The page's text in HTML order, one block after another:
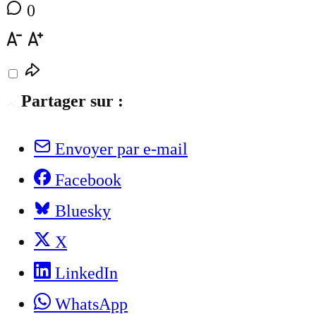
0
Partager sur :
Envoyer par e-mail
Facebook
Bluesky
X
LinkedIn
WhatsApp